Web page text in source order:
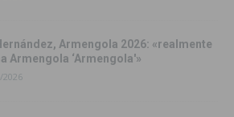
Armengola 2026: «realmente
Armengola ‘Armengola'»
2026